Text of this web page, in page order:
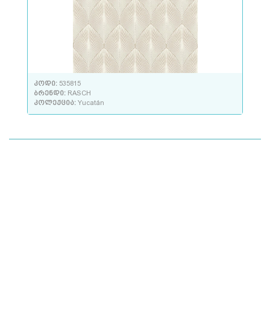
კოდი: 535815
ბრენდი: RASCH
კოლექცია: Yucatán